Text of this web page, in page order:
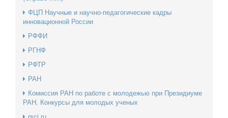
ФЦП Научные и научно-педагогические кадры
инновационной России
РФФИ
РГНФ
РФТР
РАН
Комиссия РАН по работе с молодежью при Президиуме
РАН. Конкурсы для молодых ученых